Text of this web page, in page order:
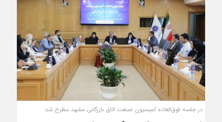
در جلسه فوق‌العاده کمیسیون صنعت اتاق بازرگانی مشهد مطرح شد: